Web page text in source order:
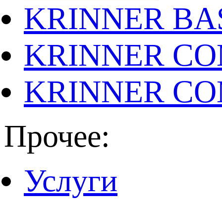
KRINNER
KRINNER
KRINNER
Прочее:
Услуги